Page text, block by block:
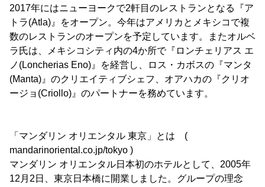
2017年にはニューヨークで2軒目のレストランとなる『ア
トラ(Atla)』をオープン。今年はアメリカとメキシコで複
数のレストランのオープンを予定しています。またオルベ
ラ氏は、メキシコシティ内の4か所で『ロンチェリアス エ
ノ(Loncherias Eno)』を経営し、ロス・カボスの『マンタ
(Manta)』のクリエイティブシェフ、オアハカの『クリオ
ージョ(Criollo)』のパートナーを務めています。
「マンダリン オリエンタル 東京」とは (
mandarinoriental.co.jp/tokyo )
マンダリン オリエンタル日本初のホテルとして、2005年
12月2日、東京日本橋に開業しました。グループの理念